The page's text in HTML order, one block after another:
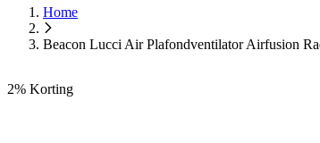
Home
Beacon Lucci Air Plafondventilator Airfusion
2% Korting